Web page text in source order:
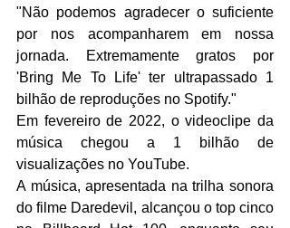
"Não podemos agradecer o suficiente
por nos acompanharem em nossa
jornada. Extremamente gratos por
'Bring Me To Life' ter ultrapassado 1
bilhão de reproduções no Spotify."
Em fevereiro de 2022, o videoclipe da
música chegou a 1 bilhão de
visualizações no YouTube.
A música, apresentada na trilha sonora
do filme Daredevil, alcançou o top cinco